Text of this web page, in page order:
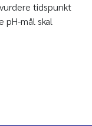
tidspunkt
pH-mål skal